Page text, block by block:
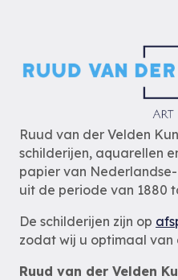
Ruud van der Velden
schilderijen, aquarellen
papier van
uit de periode van 1880
De schilderijen zijn op
zodat wij u optimaal van
Ruud van der Velden